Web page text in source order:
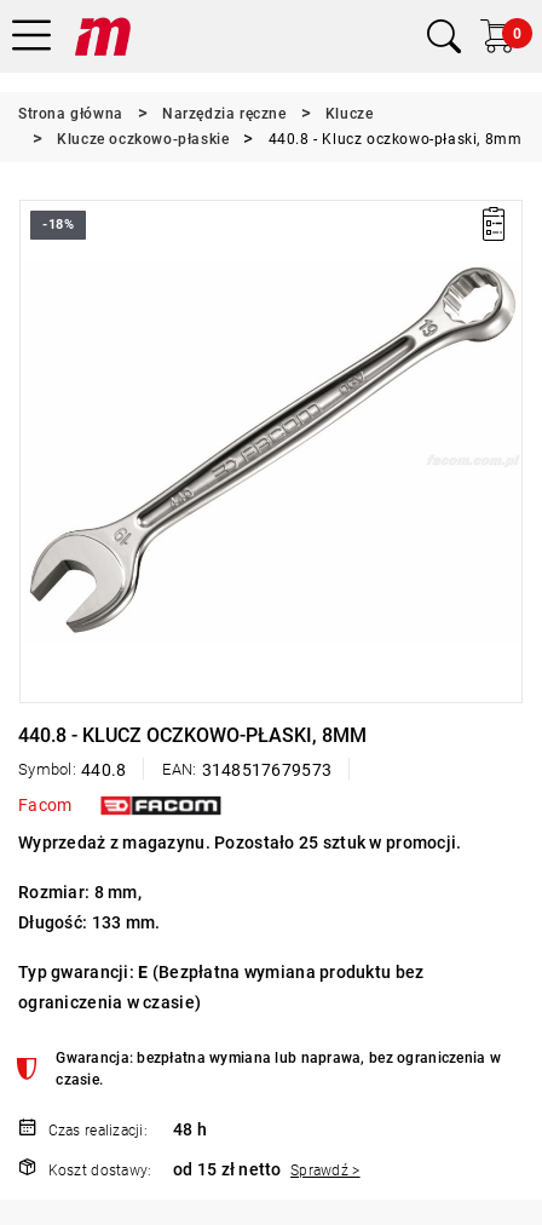
0
Strona główna Narzędzia ręczne
Klucze
Klucze oczkowo-płaskie
440.8 - Klucz oczkowo-płaski, 8mm
-18%
440.8 - KLUCZ OCZKOWO-PŁASKI, 8MM
Symbol: 440.8 EAN: 3148517679573
Facom
Wyprzedaż z magazynu. Pozostało 25 sztuk w promocji.
Rozmiar: 8 mm,
Długość: 133 mm.
Typ gwarancji:E (Bezpłatna wymiana produktu bez
ograniczenia w czasie)
Gwarancja: bezpłatna wymiana lub naprawa, bez ograniczenia w
czasie.
Czas realizacji: 48 h
Koszt dostawy: od 15 zł netto Sprawdź >